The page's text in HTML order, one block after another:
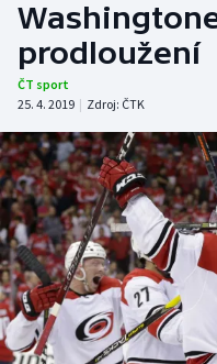
Tenis
Atletika
DALŠÍ SPORTY
Americký fotbal
Baseball a softbal
Basketbal
NEPŘEHLÉDNĚTE
Soutěže
Historické návraty
prodloužení
ČT sport
25. 4. 2019 | Zdroj: ČTK